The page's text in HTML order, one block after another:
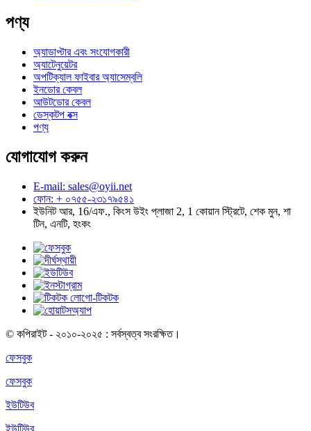
পণ্য
অ্যাডাপ্টার এবং সংযোগকারী
অ্যাটেনুয়েটর
অপটিক্যাল ফাইবার অ্যাসেম্বলি
ইনডোর কেবল
আউটডোর কেবল
ডেস্কটপ বক্স
পণ্য
যোগাযোগ করুন
E-mail: sales@oyii.net
ফোন: + ০৭৫৫-২৩১৭৯৫৪১
ইউনিট আর, 16/এফ., কিংস উইং প্লাজা 2, 1 কোয়ান স্ট্রিটে, শেক মুন, শা
টিন, এনটি, হংকং
© কপিরাইট - ২০১০-২০২৫ : সর্বস্বত্ব সংরক্ষিত।
ফেসবুক
ফেসবুক
ইউটিউব
ইউটিউব